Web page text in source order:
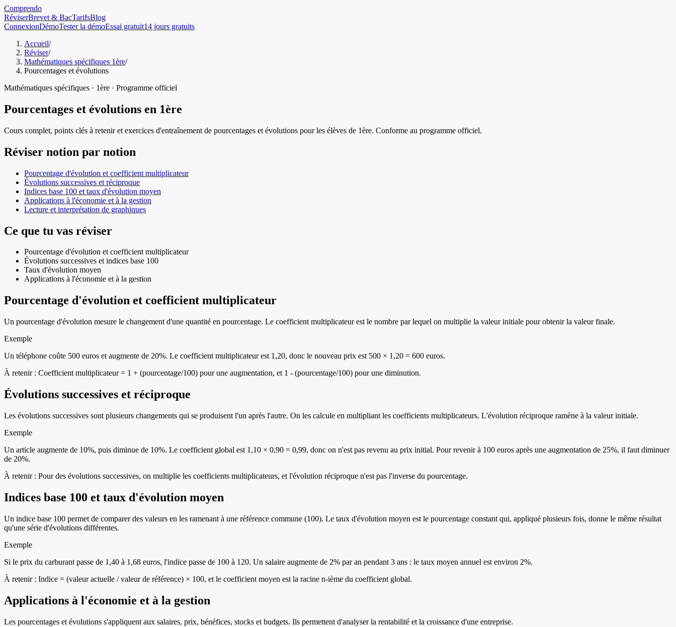
Comprendo
RéviserBrevet & BacTarifsBlog
ConnexionDémoTester la démoEssai gratuit14 jours gratuits
Accueil/
Réviser/
Mathématiques spécifiques 1ère/
Pourcentages et évolutions
Mathématiques spécifiques · 1ère · Programme officiel
Pourcentages et évolutions en 1ère
Cours complet, points clés à retenir et exercices d'entraînement de pourcentages et évolutions pour les élèves de 1ère. Conforme au programme officiel.
Réviser notion par notion
Pourcentage d'évolution et coefficient multiplicateur
Évolutions successives et réciproque
Indices base 100 et taux d'évolution moyen
Applications à l'économie et à la gestion
Lecture et interprétation de graphiques
Ce que tu vas réviser
Pourcentage d'évolution et coefficient multiplicateur
Évolutions successives et indices base 100
Taux d'évolution moyen
Applications à l'économie et à la gestion
Pourcentage d'évolution et coefficient multiplicateur
Un pourcentage d'évolution mesure le changement d'une quantité en pourcentage. Le coefficient multiplicateur est le nombre par lequel on multiplie la valeur initiale pour obtenir la valeur finale.
Exemple
Un téléphone coûte 500 euros et augmente de 20%. Le coefficient multiplicateur est 1,20, donc le nouveau prix est 500 × 1,20 = 600 euros.
À retenir : Coefficient multiplicateur = 1 + (pourcentage/100) pour une augmentation, et 1 - (pourcentage/100) pour une diminution.
Évolutions successives et réciproque
Les évolutions successives sont plusieurs changements qui se produisent l'un après l'autre. On les calcule en multipliant les coefficients multiplicateurs. L'évolution réciproque ramène à la valeur initiale.
Exemple
Un article augmente de 10%, puis diminue de 10%. Le coefficient global est 1,10 × 0,90 = 0,99, donc on n'est pas revenu au prix initial. Pour revenir à 100 euros après une augmentation de 25%, il faut diminuer
de 20%.
À retenir : Pour des évolutions successives, on multiplie les coefficients multiplicateurs, et l'évolution réciproque n'est pas l'inverse du pourcentage.
Indices base 100 et taux d'évolution moyen
Un indice base 100 permet de comparer des valeurs en les ramenant à une référence commune (100). Le taux d'évolution moyen est le pourcentage constant qui, appliqué plusieurs fois, donne le même résultat
qu'une série d'évolutions différentes.
Exemple
Si le prix du carburant passe de 1,40 à 1,68 euros, l'indice passe de 100 à 120. Un salaire augmente de 2% par an pendant 3 ans : le taux moyen annuel est environ 2%.
À retenir : Indice = (valeur actuelle / valeur de référence) × 100, et le coefficient moyen est la racine n-ième du coefficient global.
Applications à l'économie et à la gestion
Les pourcentages et évolutions s'appliquent aux salaires, prix, bénéfices, stocks et budgets. Ils permettent d'analyser la rentabilité et la croissance d'une entreprise.